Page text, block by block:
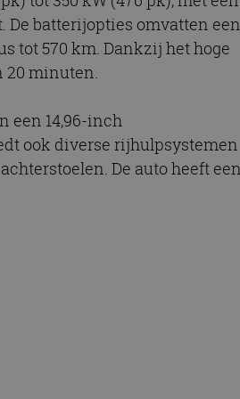
De batterijopties omvatten een
tot 570 km. Dankzij het hoge
20 minuten.
een 14,96-inch
ook diverse rijhulpsystemen
De auto heeft een